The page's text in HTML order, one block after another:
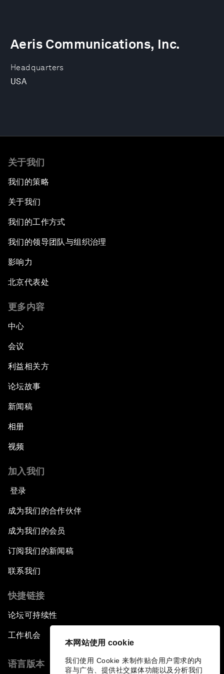
本网站使用 cookie
我们使用 Cookie 来制作贴合用户需求的内
容与广告、提供社交媒体功能以及分析我们
Headquarters
USA
Aeris Communications, Inc.
关于我们
我们的策略
关于我们
我们的工作方式
我们的领导团队与组织治理
影响力
北京代表处
更多内容
中心
会议
利益相关方
论坛故事
新闻稿
相册
视频
加入我们
登录
成为我们的合作伙伴
成为我们的会员
订阅我们的新闻稿
联系我们
快捷链接
论坛可持续性
工作机会
语言版本